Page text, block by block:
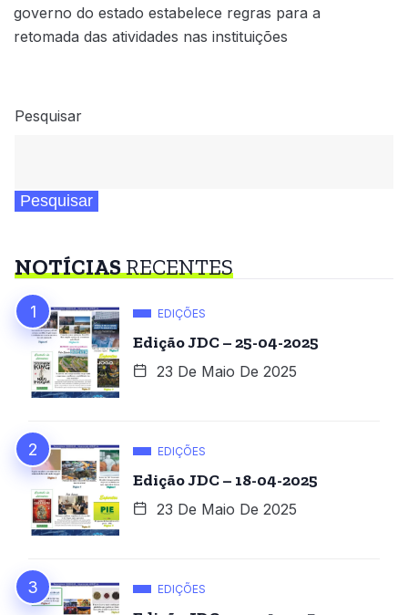
governo do estado estabelece regras para a
retomada das atividades nas instituições
Pesquisar
Pesquisar
NOTÍCIASRECENTES
EDIÇÕES
Edição JDC – 25-04-2025
23 De Maio De 2025
EDIÇÕES
Edição JDC – 18-04-2025
23 De Maio De 2025
EDIÇÕES